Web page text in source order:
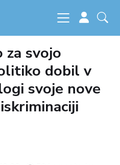
za svojo
dobil v
svoje nove